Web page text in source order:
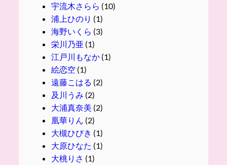
宇流木さらら (10)
浦上ひのり (1)
海野いくら (3)
栄川乃亜 (1)
江戸川もなか(1)
絵恋空 (1)
遠藤こはる (2)
及川うみ (2)
大浦真奈美 (2)
凰華りん (2)
大槻ひびき (1)
大原ひなた (1)
大桃りさ (1)